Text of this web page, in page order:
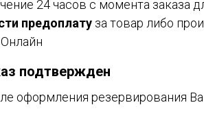
24 часов с момента заказа
предоплату за товар либо
подтвержден
оформления резервирования